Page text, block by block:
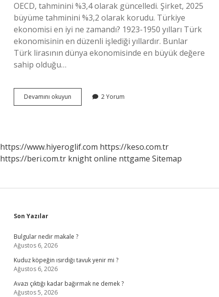
OECD, tahminini %3,4 olarak güncelledi. Şirket, 2025
büyüme tahminini %3,2 olarak korudu. Türkiye
ekonomisi en iyi ne zamandı? 1923-1950 yılları Türk
ekonomisinin en düzenli işlediği yıllardır. Bunlar
Türk lirasının dünya ekonomisinde en büyük değere
sahip olduğu…
Devamını okuyun Türkiyede
Ekonomik
2 Yorum
https://www.hiyeroglif.com https://keso.com.tr
https://beri.com.tr knight online nttgame Sitemap
Sidebar
Son Yazılar
Bulgular nedir makale ?
Ağustos 6, 2026
Kuduz köpeğin ısırdığı tavuk yenir mi ?
Ağustos 6, 2026
Avazı çıktığı kadar bağırmak ne demek ?
Ağustos 5, 2026